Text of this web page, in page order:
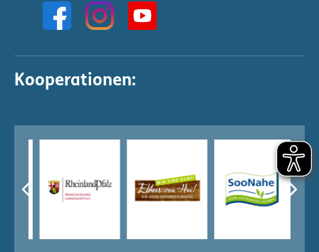
Kooperationen: